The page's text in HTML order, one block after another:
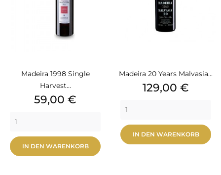
Madeira 1998 Single
Harvest...
Preis
59,00 €
IN DEN WARENKORB
Madeira 20 Years Malvasia...
Preis
129,00 €
IN DEN WARENKORB